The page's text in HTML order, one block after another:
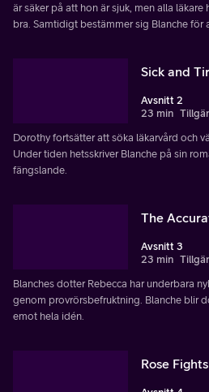
är säker på att hon är sjuk, men alla
bra. Samtidigt bestämmer sig Blanche för
Sick and
Avsnitt 2
23 min
Dorothy fortsätter att söka läkarvård och
Under tiden hetsskriver Blanche på sin
fängslande.
The
Avsnitt 3
23 min
Blanches dotter Rebecca har underbara
genom provrörsbefruktning. Blanche blir
emot hela idén.
Rose